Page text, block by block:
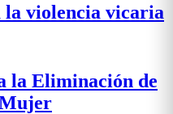
la violencia vicaria
la Eliminación de